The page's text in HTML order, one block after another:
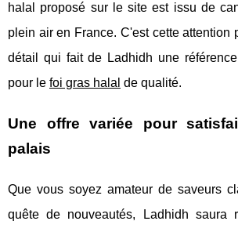
halal proposé sur le site est issu de
plein air en France. C'est cette attention
détail qui fait de Ladhidh une
pour le foi gras halal de qualité.
Une offre variée pour
palais
Que vous soyez amateur de saveurs
quête de nouveautés, Ladhidh saura